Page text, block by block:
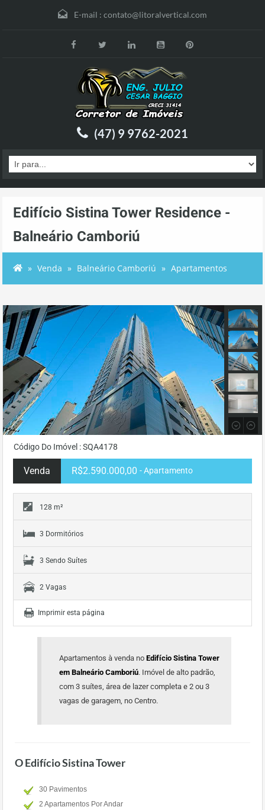
E-mail : contato@litoralvertical.com
(47) 9 9762-2021
Edifício Sistina Tower Residence -
Balneário Camboriú
Venda Balneário Camboriú Apartamentos
Código Do Imóvel : SQA4178
Venda R$2.590.000,00 - Apartamento
128 m²
3 Dormitórios
3 Sendo Suítes
2 Vagas
Imprimir esta página
Apartamentos à venda no Edifício Sistina Tower
em Balneário Camboriú. Imóvel de alto padrão,
com 3 suítes, área de lazer completa e 2 ou 3
vagas de garagem, no Centro.
O Edifício Sistina Tower
30 Pavimentos
2 Apartamentos Por Andar